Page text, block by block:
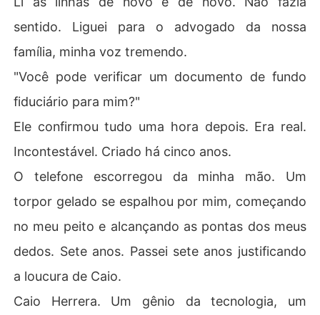
sentido. Liguei para o advogado da nossa
família, minha voz tremendo.
"Você pode verificar um documento de fundo
fiduciário para mim?"
Ele confirmou tudo uma hora depois. Era real.
Incontestável. Criado há cinco anos.
O telefone escorregou da minha mão. Um
torpor gelado se espalhou por mim, começando
no meu peito e alcançando as pontas dos meus
dedos. Sete anos. Passei sete anos justificando
a loucura de Caio.
Caio Herrera. Um gênio da tecnologia, um